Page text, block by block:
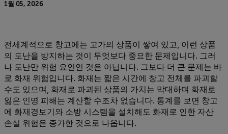
1월 05, 2026
전세계적으로 창고에는 고가의 상품이 쌓여 있고, 이런 상품
의 도난을 방지하는 것이 무엇보다 중요한 문제입니다. 그러
나 도난만 위험 요인인 것은 아닙니다. 그보다 더 큰 문제는 바
로 화재 위험입니다. 화재는 짧은 시간에 창고 전체를 파괴할
수도 있으며, 화재로 파괴된 상품의 가치는 막대하며 화재로
잃은 인명 피해는 계산할 수조차 없습니다. 통계를 보면 창고
에 화재경보기와 소방 시스템을 설치해도 화재로 인한 자산
손실 위험은 증가한 것으로 나옵니다.